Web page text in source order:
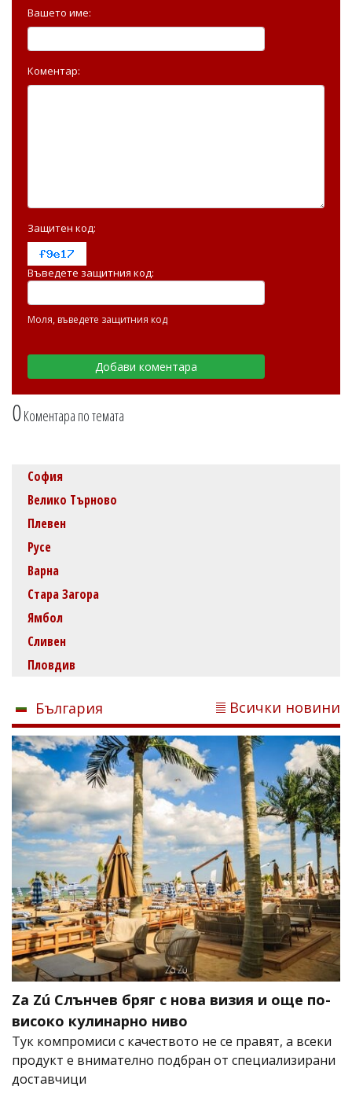
0Коментара по темата
Вашето име:
Коментар:
Защитен код:
Въведете защитния код:
Моля, въведете защитния код
София
Велико Търново
Плевен
Русе
Варна
Стара Загора
Ямбол
Сливен
Пловдив
България Всички новини
Za Zú Слънчев бряг с нова визия и още по-
високо кулинарно ниво
Тук компромиси с качеството не се правят, а всеки
продукт е внимателно подбран от специализирани
доставчици